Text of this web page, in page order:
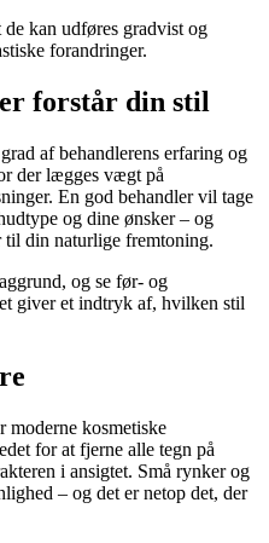
kan udføres gradvist og
forandringer.
forstår din stil
af behandlerens erfaring og
der lægges vægt på
En god behandler vil tage
og dine ønsker – og
til din naturlige fremtoning.
og se før- og
giver et indtryk af, hvilken stil
moderne kosmetiske
for at fjerne alle tegn på
i ansigtet. Små rynker og
– og det er netop det, der